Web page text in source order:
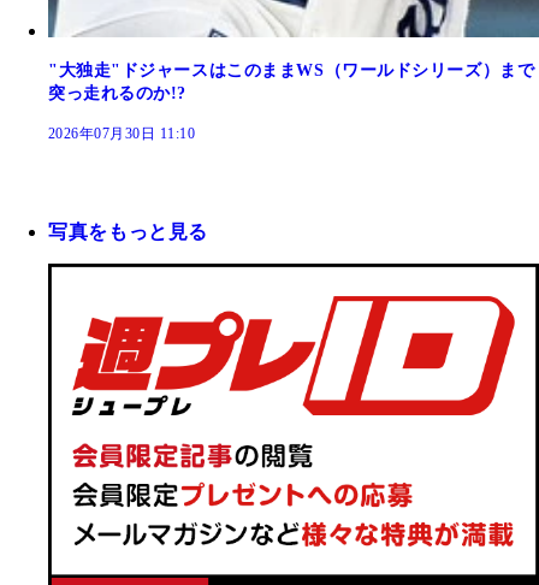
"大独走"ドジャースはこのままWS（ワールドシリーズ）まで
突っ走れるのか!?
2026年07月30日 11:10
写真をもっと見る